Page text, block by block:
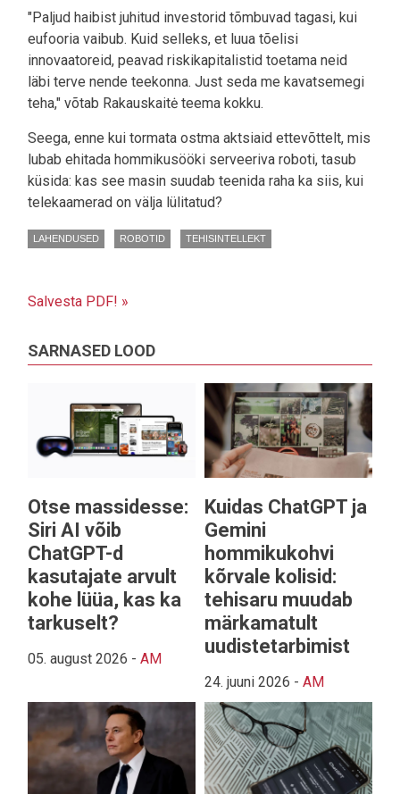
"Paljud haibist juhitud investorid tõmbuvad tagasi, kui
eufooria vaibub. Kuid selleks, et luua tõelisi
innovaatoreid, peavad riskikapitalistid toetama neid
läbi terve nende teekonna. Just seda me kavatsemegi
teha," võtab Rakauskaitė teema kokku.
Seega, enne kui tormata ostma aktsiaid ettevõttelt, mis
lubab ehitada hommikusööki serveeriva roboti, tasub
küsida: kas see masin suudab teenida raha ka siis, kui
telekaamerad on välja lülitatud?
LAHENDUSED ROBOTID TEHISINTELLEKT
Salvesta PDF! »
SARNASED LOOD
Otse massidesse:
Siri AI võib
ChatGPT-d
kasutajate arvult
kohe lüüa, kas ka
tarkuselt?
05. august 2026 - AM
Kuidas ChatGPT ja
Gemini
hommikukohvi
kõrvale kolisid:
tehisaru muudab
märkamatult
uudistetarbimist
24. juuni 2026 - AM